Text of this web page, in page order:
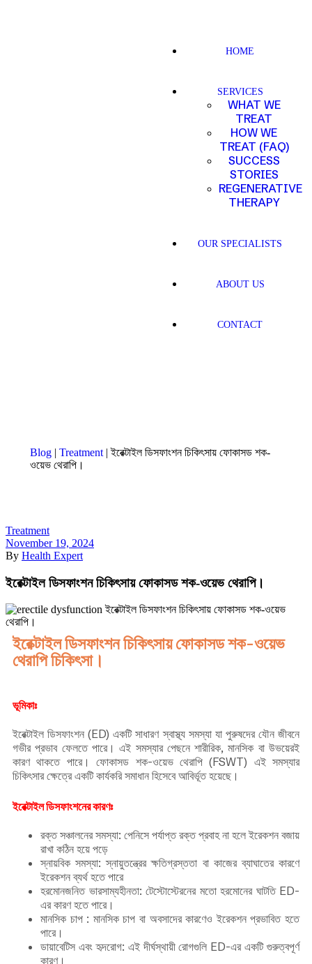
HOME
SERVICES
WHAT WE
TREAT
HOW WE
TREAT (FAQ)
SUCCESS
STORIES
REGENERATIVE
THERAPY
OUR SPECIALISTS
ABOUT US
CONTACT
Blog | Treatment |ইরেক্টাইল ডিসফাংশন চিকিৎসায় ফোকাসড শক-
ওয়েভ থেরাপি।
Treatment
November 19, 2024
By Health Expert
ইরেক্টাইল ডিসফাংশন চিকিৎসায় ফোকাসড শক-ওয়েভ থেরাপি।
ইরেক্টাইল ডিসফাংশন চিকিৎসায় ফোকাসড শক-ওয়েভ
থেরাপি চিকিৎসা।
ভূমিকাঃ
ইরেক্টাইল ডিসফাংশন (ED) একটি সাধারণ স্বাস্থ্য সমস্যা যা পুরুষদের যৌন জীবনে
গভীর প্রভাব ফেলতে পারে। এই সমস্যার পেছনে শারীরিক, মানসিক বা উভয়েরই
কারণ থাকতে পারে। ফোকাসড শক-ওয়েভ থেরাপি (FSWT) এই সমস্যার
চিকিৎসার ক্ষেত্রে একটি কার্যকরি সমাধান হিসেবে আবির্ভূত হয়েছে।
ইরেক্টাইল ডিসফাংশনের কারণঃ
রক্ত সঞ্চালনের সমস্যা: পেনিসে পর্যাপ্ত রক্ত প্রবাহ না হলে ইরেকশন বজায়
রাখা কঠিন হয়ে পড়ে
স্নায়বিক সমস্যা: স্নায়ুতন্ত্রের ক্ষতিগ্রস্ততা বা কাজের ব্যাঘাতের কারণে
ইরেকশন ব্যর্থ হতে পারে
হরমোনজনিত ভারসাম্যহীনতা: টেস্টোস্টেরনের মতো হরমোনের ঘাটতি ED-
এর কারণ হতে পারে।
মানসিক চাপ : মানসিক চাপ বা অবসাদের কারণেও ইরেকশন প্রভাবিত হতে
পারে।
ডায়াবেটিস এবং হৃদরোগ: এই দীর্ঘস্থায়ী রোগগুলি ED-এর একটি গুরুত্বপূর্ণ
কারণ।